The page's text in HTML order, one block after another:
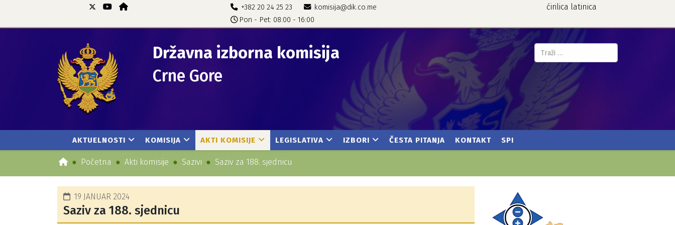
+382 20 24 25 23
komisija@dik.co.me
Pon - Pet: 08:00 - 16:00
ćirilica latinica
Državna izborna komisija
Crne Gore
Pretraga...
AKTUELNOSTI KOMISIJA AKTI KOMISIJE LEGISLATIVA IZBORI ČESTA PITANJA KONTAKT SPI
Početna Akti komisije Sazivi Saziv za 188. sjednicu
19 JANUAR 2024
Saziv za 188. sjednicu